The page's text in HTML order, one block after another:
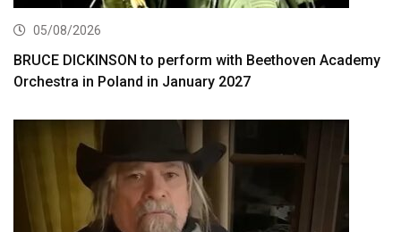
05/08/2026
BRUCE DICKINSON to perform with Beethoven Academy
Orchestra in Poland in January 2027